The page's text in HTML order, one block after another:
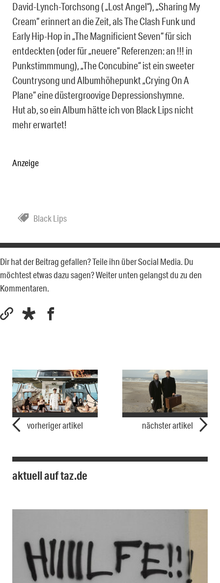
David-Lynch-Torchsong ( „Lost Angel“), „Sharing My
Cream“ erinnert an die Zeit, als The Clash Funk und
Early Hip-Hop in „The Magnificient Seven“ für sich
entdeckten (oder für „neuere“ Referenzen: an !!! in
Punkstimmmung), „The Concubine“ ist ein sweeter
Countrysong und Albumhöhepunkt „Crying On A
Plane“ eine düstergroovige Depressionshymne.
Hut ab, so ein Album hätte ich von Black Lips nicht
mehr erwartet!
Anzeige
Black Lips
Dir hat der Beitrag gefallen? Teile ihn über Social Media. Du
möchtest etwas dazu sagen? Weiter unten gelangst du zu den
Kommentaren.
vorheriger artikel nächster artikel
aktuell auf taz.de